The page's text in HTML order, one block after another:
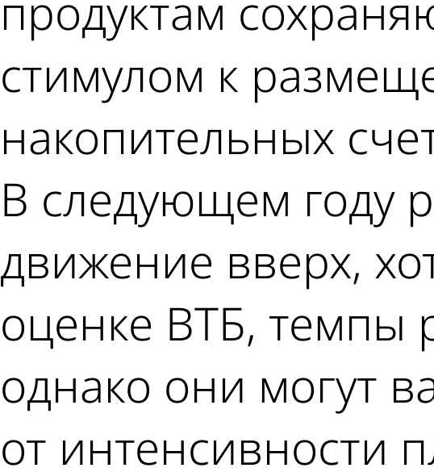
стимулом к
накопительных
В следующем году
движение вверх,
оценке ВТБ, темпы
однако они могут
от интенсивности